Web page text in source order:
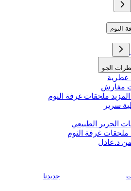
النوم
الجو
عطرية
مفارش
ملحقات غرفة النوم
سرير
الحرير الطبيعي
ملحقات غرفة النوم
د.عادل
جديدنا